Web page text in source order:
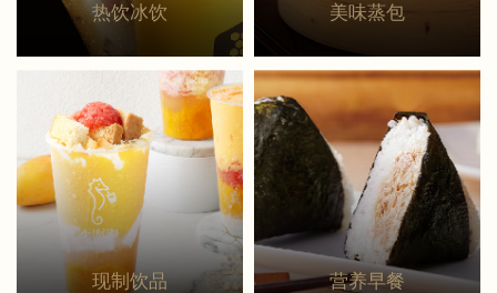
热饮冰饮 美味蒸包
现制饮品 营养早餐